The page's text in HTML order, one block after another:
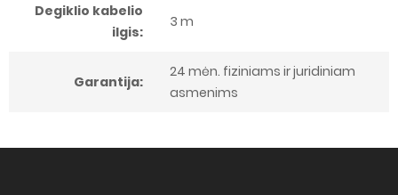
Degiklio kabelio
ilgis:
3 m
Garantija:
24 mėn. fiziniams ir juridiniam
asmenims